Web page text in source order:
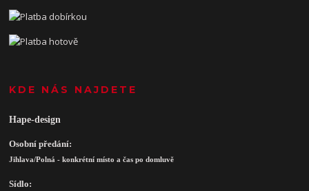
KDE NÁS NAJDETE
Hape-design
Osobní předání:
Jihlava/Polná - konkrétní místo a čas po domluvě
Sídlo: